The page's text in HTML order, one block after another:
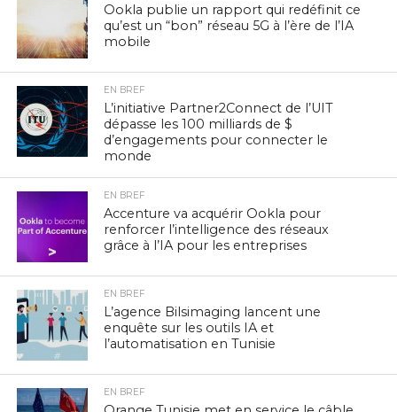
Ookla publie un rapport qui redéfinit ce
qu’est un “bon” réseau 5G à l’ère de l’IA
mobile
EN BREF
L’initiative Partner2Connect de l’UIT
dépasse les 100 milliards de $
d’engagements pour connecter le
monde
EN BREF
Accenture va acquérir Ookla pour
renforcer l’intelligence des réseaux
grâce à l’IA pour les entreprises
EN BREF
L’agence Bilsimaging lancent une
enquête sur les outils IA et
l’automatisation en Tunisie
EN BREF